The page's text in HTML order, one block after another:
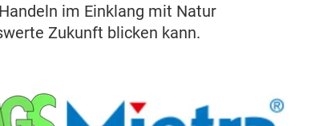
im Einklang mit Natur
Zukunft blicken kann.